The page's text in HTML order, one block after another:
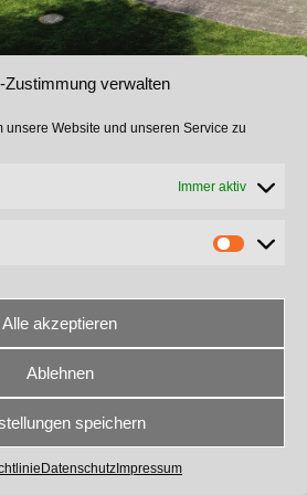
Zustimmung verwalten
unsere Website und unseren Service zu
Immer aktiv
Alle akzeptieren
Ablehnen
speichern
Datenschutz Impressum
© 2024 Mayr Planen und Zelte e.K